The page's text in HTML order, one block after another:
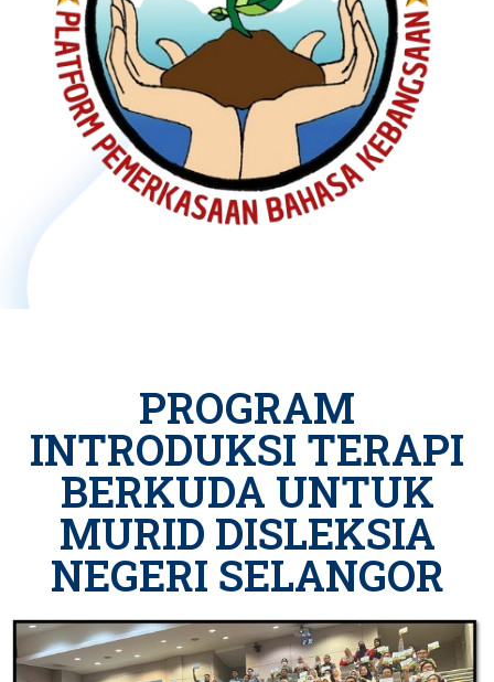
PROGRAM
INTRODUKSI TERAPI
BERKUDA UNTUK
MURID DISLEKSIA
NEGERI SELANGOR